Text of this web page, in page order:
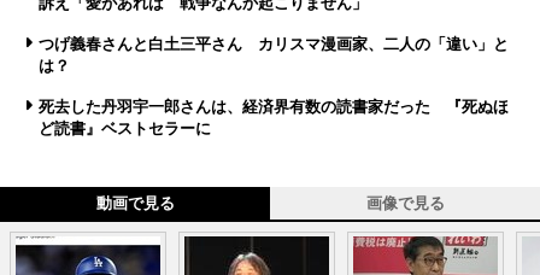
つげ義春さんと白土三平さん カリスマ漫画家、二人の「違い」と
は？
死去した丹羽宇一郎さんは、経済界有数の読書家だった 『死ぬほ
ど読書』ベストセラーに
動画で見る 画像で見る